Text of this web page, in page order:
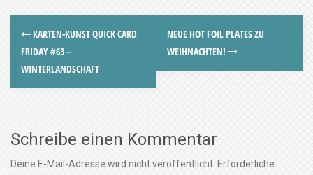
KARTEN-KUNST QUICK CARD
FRIDAY #63 –
WINTERLANDSCHAFT
NEUE HOT FOIL PLATES ZU
WEIHNACHTEN!
Schreibe einen Kommentar
Deine E-Mail-Adresse wird nicht veröffentlicht. Erforderliche